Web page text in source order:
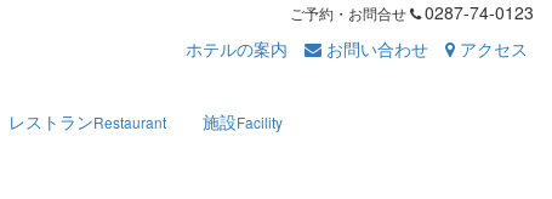
ご予約・お問合せ
0287-74-0123
ホテルの案内
お問い合わせ アクセス
レストランRestaurant 施設Facility